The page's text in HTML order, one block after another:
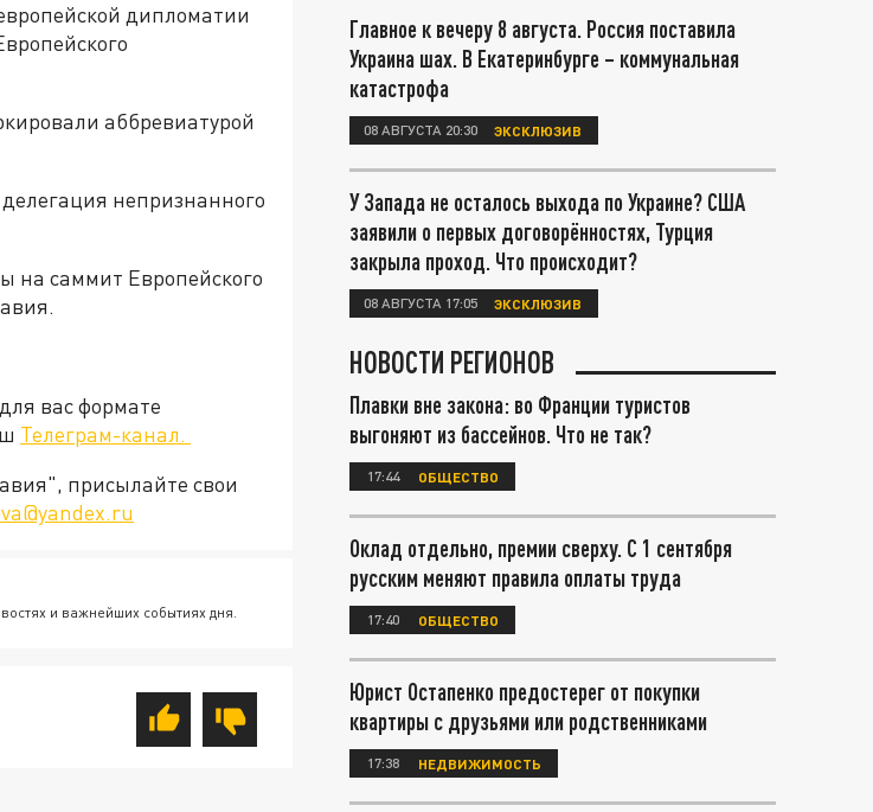
дипломатии
аббревиатурой
непризнанного
на саммит Европейского
вас формате
Телеграм-канал.
присылайте свои
и важнейших событиях дня.
Главное к вечеру 8 августа. Россия поставила
Украина шах. В Екатеринбурге – коммунальная
катастрофа
08 АВГУСТА 20:30 ЭКСКЛЮЗИВ
У Запада не осталось выхода по Украине? США
заявили о первых договорённостях, Турция
закрыла проход. Что происходит?
08 АВГУСТА 17:05 ЭКСКЛЮЗИВ
НОВОСТИ РЕГИОНОВ
Плавки вне закона: во Франции туристов
выгоняют из бассейнов. Что не так?
17:44 ОБЩЕСТВО
Оклад отдельно, премии сверху. С 1 сентября
русским меняют правила оплаты труда
17:40 ОБЩЕСТВО
Юрист Остапенко предостерег от покупки
квартиры с друзьями или родственниками
17:38 НЕДВИЖИМОСТЬ